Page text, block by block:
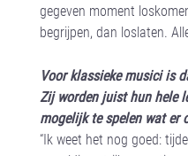
gegeven moment
begrijpen, dan loslaten.
Voor klassieke musici is
Zij worden juist hun hele
mogelijk te spelen wat er
“Ik weet het nog goed: